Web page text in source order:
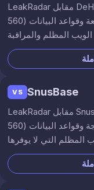
LeakRadar مقابل DeHashed: بحث مجاني عبر سجلات السارق
والقوائم المجمّعة وقواعد البيانات (560B+ سطر تسريب)، إضافة
المظلم والمراقبة
VS SnusBase
LeakRadar مقابل SnusBase: بحث مجاني عبر سجلات البرمجيات
الخبيثة والقوائم المدمجة وقواعد البيانات (560B+ سطر تسريب)،